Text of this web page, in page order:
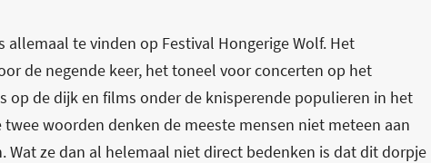
allemaal te vinden op Festival Hongerige Wolf. Het
de negende keer, het toneel voor concerten op het
de dijk en films onder de knisperende populieren in het
woorden denken de meeste mensen niet meteen aan
ze dan al helemaal niet direct bedenken is dat dit dorpje